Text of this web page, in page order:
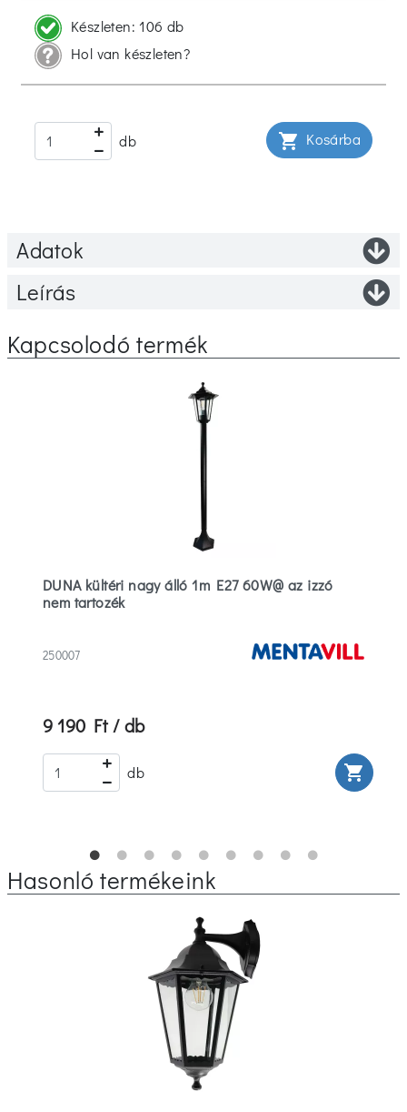
Készleten:106 db
Hol van készleten?
db shopping_cart Kosárba
Adatok
Leírás
Kapcsolodó termék
DUNA kültéri nagy álló 1m E27 60W@ az izzó
nem tartozék
250007
9 190 Ft / db
db shopping_cart
Hasonló termékeink